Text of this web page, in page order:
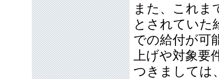
また、これま
とされていた
での給付が可
上げや対象
つきましては